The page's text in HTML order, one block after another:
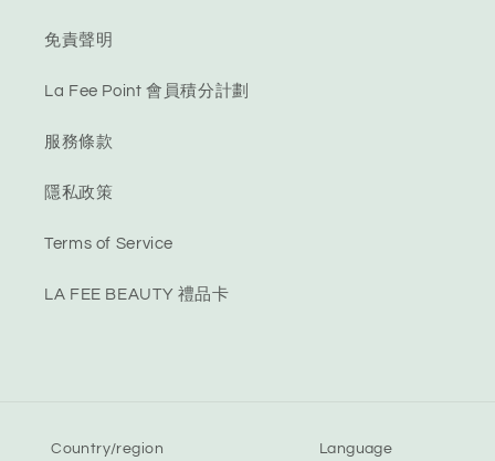
免責聲明
La Fee Point 會員積分計劃
服務條款
隱私政策
Terms of Service
LA FEE BEAUTY 禮品卡
Country/region Language